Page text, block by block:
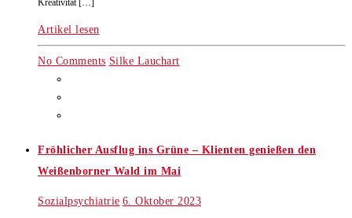
Kreativität […]
Artikel lesen
No Comments Silke Lauchart
Fröhlicher Ausflug ins Grüne – Klienten genießen den
Weißenborner Wald im Mai
Sozialpsychiatrie 6. Oktober 2023